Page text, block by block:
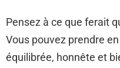
Pensez à ce que ferait
Vous pouvez prendre
équilibrée, honnête et